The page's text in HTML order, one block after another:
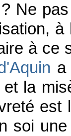
Ne
à ce
a
la
est
soi